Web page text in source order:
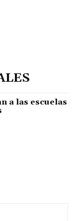
a las escuelas